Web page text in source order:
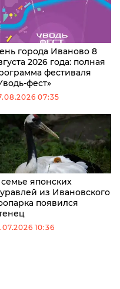
города Иваново 8
2026 года: полная
фестиваля
фест»
07:35
японских
из Ивановского
появился
10:36